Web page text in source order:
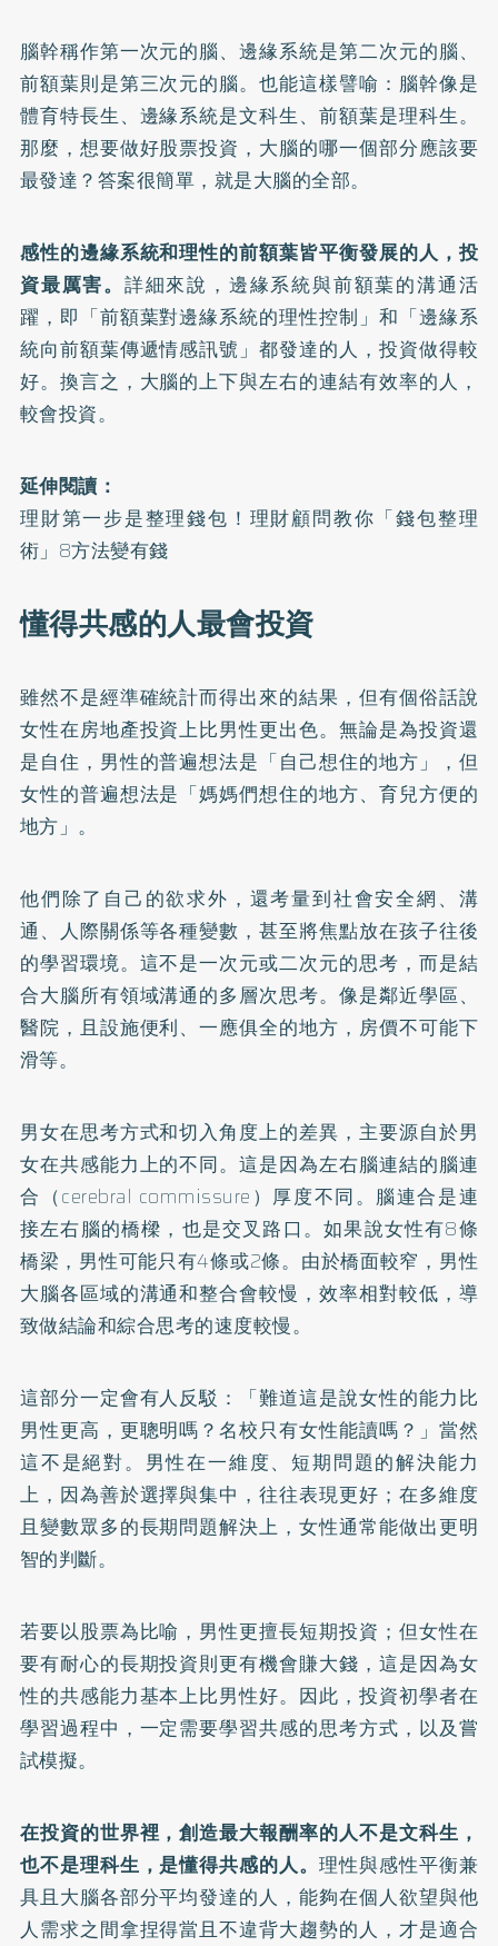
腦幹稱作第一次元的腦、邊緣系統是第二次元的腦、
前額葉則是第三次元的腦。也能這樣譬喻：腦幹像是
體育特長生、邊緣系統是文科生、前額葉是理科生。
那麼，想要做好股票投資，大腦的哪一個部分應該要
最發達？答案很簡單，就是大腦的全部。
感性的邊緣系統和理性的前額葉皆平衡發展的人，投
資最厲害。 詳細來說，邊緣系統與前額葉的溝通活
躍，即「前額葉對邊緣系統的理性控制」和「邊緣系
統向前額葉傳遞情感訊號」都發達的人，投資做得較
好。換言之，大腦的上下與左右的連結有效率的人，
較會投資。
延伸閱讀：
理財第一步是整理錢包！理財顧問教你「錢包整理
術」8方法變有錢
懂得共感的人最會投資
雖然不是經準確統計而得出來的結果，但有個俗話說
女性在房地產投資上比男性更出色。無論是為投資還
是自住，男性的普遍想法是「自己想住的地方」，但
女性的普遍想法是「媽媽們想住的地方、育兒方便的
地方」。
他們除了自己的欲求外，還考量到社會安全網、溝
通、人際關係等各種變數，甚至將焦點放在孩子往後
的學習環境。這不是一次元或二次元的思考，而是結
合大腦所有領域溝通的多層次思考。像是鄰近學區、
醫院，且設施便利、一應俱全的地方，房價不可能下
滑等。
男女在思考方式和切入角度上的差異，主要源自於男
女在共感能力上的不同。這是因為左右腦連結的腦連
合（cerebral commissure）厚度不同。腦連合是連
接左右腦的橋樑，也是交叉路口。如果說女性有8條
橋梁，男性可能只有4條或2條。由於橋面較窄，男性
大腦各區域的溝通和整合會較慢，效率相對較低，導
致做結論和綜合思考的速度較慢。
這部分一定會有人反駁：「難道這是說女性的能力比
男性更高，更聰明嗎？名校只有女性能讀嗎？」當然
這不是絕對。男性在一維度、短期問題的解決能力
上，因為善於選擇與集中，往往表現更好；在多維度
且變數眾多的長期問題解決上，女性通常能做出更明
智的判斷。
若要以股票為比喻，男性更擅長短期投資；但女性在
要有耐心的長期投資則更有機會賺大錢，這是因為女
性的共感能力基本上比男性好。因此，投資初學者在
學習過程中，一定需要學習共感的思考方式，以及嘗
試模擬。
在投資的世界裡，創造最大報酬率的人不是文科生，
也不是理科生，是懂得共感的人。理性與感性平衡兼
具且大腦各部分平均發達的人，能夠在個人欲望與他
人需求之間拿捏得當且不違背大趨勢的人，才是適合